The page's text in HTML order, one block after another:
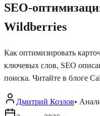
SEO-
Wildberries
Как оптимизировать
ключевых слов, SEO
поиска. Читайте в блоге
Дмитрий Козлов•